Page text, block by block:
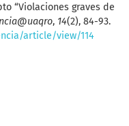
“Violaciones graves de
, 14(2), 84-93.
article/view/114